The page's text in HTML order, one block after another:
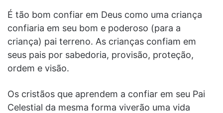
É tão bom confiar em Deus como uma criança
confiaria em seu bom e poderoso (para a
criança) pai terreno. As crianças confiam em
seus pais por sabedoria, provisão, proteção,
ordem e visão.
Os cristãos que aprendem a confiar em seu Pai
Celestial da mesma forma viverão uma vida